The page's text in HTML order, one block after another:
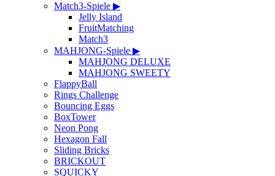
Match3-Spiele ▶
Jelly Island
FruitMatching
Match3
MAHJONG-Spiele ▶
MAHJONG DELUXE
MAHJONG SWEETY
FlappyBall
Rings Challenge
Bouncing Eggs
BoxTower
Neon Pong
Hexagon Fall
Sliding Bricks
BRICKOUT
SQUICKY